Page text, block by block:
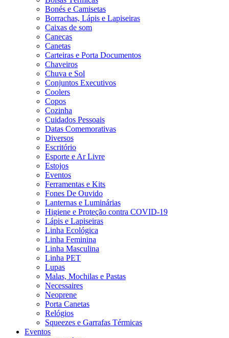
Bonés e Camisetas
Borrachas, Lápis e Lapiseiras
Caixas de som
Canecas
Canetas
Carteiras e Porta Documentos
Chaveiros
Chuva e Sol
Conjuntos Executivos
Coolers
Copos
Cozinha
Cuidados Pessoais
Datas Comemorativas
Diversos
Escritório
Esporte e Ar Livre
Estojos
Eventos
Ferramentas e Kits
Fones De Ouvido
Lanternas e Luminárias
Higiene e Proteção contra COVID-19
Lápis e Lapiseiras
Linha Ecológica
Linha Feminina
Linha Masculina
Linha PET
Lupas
Malas, Mochilas e Pastas
Necessaires
Neoprene
Porta Canetas
Relógios
Squeezes e Garrafas Térmicas
Eventos